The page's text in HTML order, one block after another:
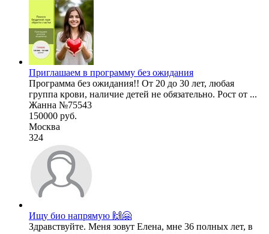
Приглашаем в программу без ожидания
Программа без ожидания!! От 20 до 30 лет, любая
группа крови, наличие детей не обязательно. Рост от ...
Жанна №75543
150000 руб.
Москва
324
Ищу био напрямую 🙌🤗
Здравствуйте. Меня зовут Елена, мне 36 полных лет, в